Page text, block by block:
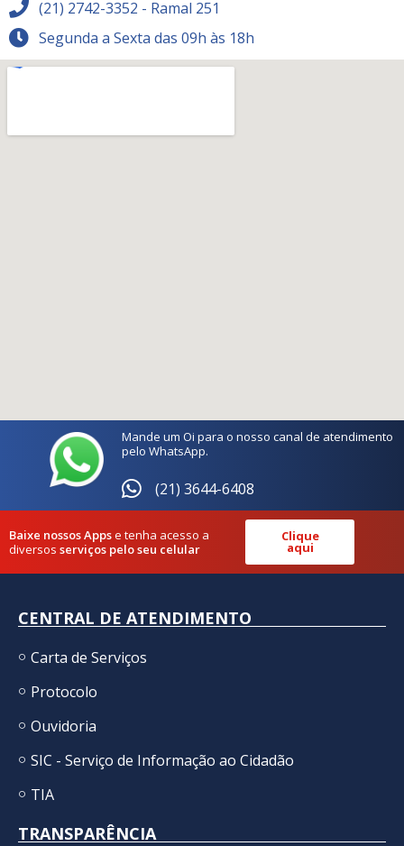
(21) 2742-3352 - Ramal 251
Segunda a Sexta das 09h às 18h
Mande um Oi para o nosso canal de atendimento
pelo WhatsApp.
(21) 3644-6408
Baixe nossos Appse tenha acesso a
diversos serviços pelo seu celular
Clique
aqui
CENTRAL DE ATENDIMENTO
Carta de Serviços
Protocolo
Ouvidoria
SIC - Serviço de Informação ao Cidadão
TIA
TRANSPARÊNCIA